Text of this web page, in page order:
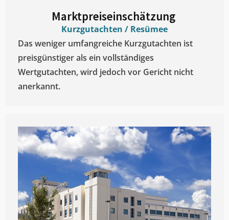
Marktpreiseinschätzung ​
Kurzgutachten / Resümee
Das weniger umfangreiche Kurzgutachten ist
preisgünstiger als ein vollständiges
Wertgutachten, wird jedoch vor Gericht nicht
anerkannt.